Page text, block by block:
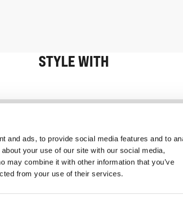
and ads, to provide social media features and to
your use of our site with our social media,
may combine it with other information that you’ve
from your use of their services.
STYLE WITH